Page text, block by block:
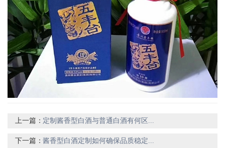
上一篇： 定制酱香型白酒与普通白酒有何区...
下一篇：酱香型白酒定制如何确保品质稳定...